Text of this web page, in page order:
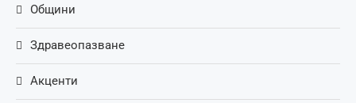
Общини
Здравеопазване
Акценти